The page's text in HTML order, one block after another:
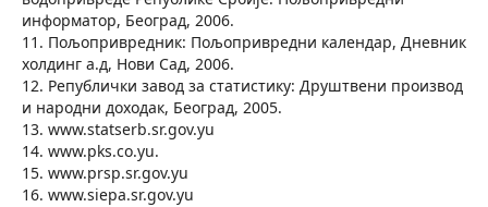
информатор, Београд, 2006.
11. Пољопривредник: Пољопривредни календар, Дневник
холдинг а.д, Нови Сад, 2006.
12. Републички завод за статистику: Друштвени производ
и народни доходак, Београд, 2005.
13. www.statserb.sr.gov.yu
14. www.pks.co.yu.
15. www.prsp.sr.gov.yu
16. www.siepa.sr.gov.yu